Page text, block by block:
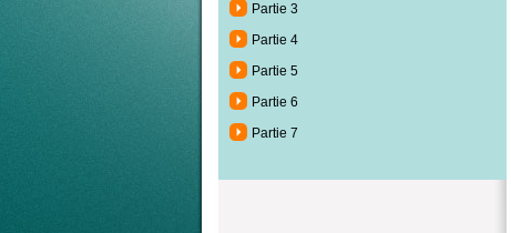
Partie 3
Partie 4
Partie 5
Partie 6
Partie 7